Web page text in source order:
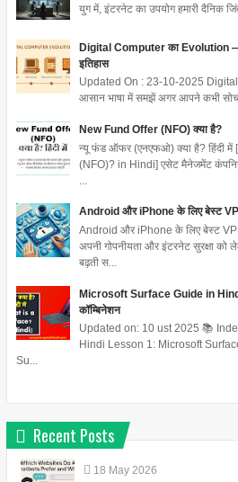
युग में, इंटरनेट का उपयोग हमारी दैनिक
Digital Computer का Evolution —
इतिहास
Updated On : 23-10-2025
आसान भाषा में समझें अगर आपने कभी
New Fund Offer (NFO) क्या है?
न्यू फंड ऑफर (एनएफओ) क्या है? हिंदी
(NFO)? in Hindi] एसेट मैनेजमेंट
Android और iPhone के लिए बेस्ट
Android और iPhone के लिए बेस्ट
अपनी गोपनीयता और इंटरनेट सुरक्षा को
बढ़ती स...
Microsoft Surface Guide in
कॉम्बिनेशन
Updated on: 10 ust 2025 📚
Hindi Lesson 1: Microsoft
Su...
Recent Posts
18 May 2026